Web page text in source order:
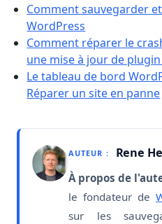
Comment sauvegarder
WordPress
Comment réparer le
une mise à jour de plugin
Le tableau de bord
Réparer un site en panne
AUTEUR : Rene
À propos de
le fondateur de
sur les